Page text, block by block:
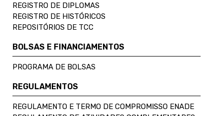
REGISTRO DE DIPLOMAS
REGISTRO DE HISTÓRICOS
REPOSITÓRIOS DE TCC
BOLSAS E FINANCIAMENTOS
PROGRAMA DE BOLSAS
REGULAMENTOS
REGULAMENTO E TERMO DE COMPROMISSO ENADE